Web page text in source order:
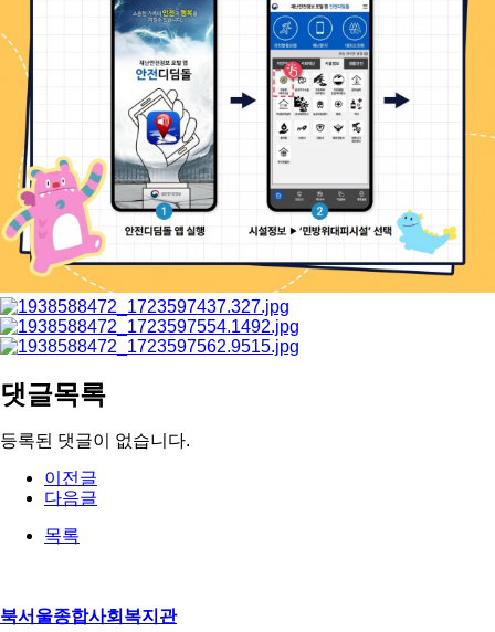
댓글목록
등록된 댓글이 없습니다.
이전글
다음글
목록
북서울종합사회복지관